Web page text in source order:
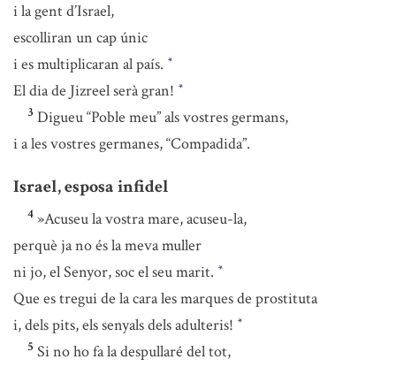
i la gent d’Israel,
escolliran un cap únic
i es multiplicaran al país. *
El dia de Jizreel serà gran! *
3 Digueu “Poble meu” als vostres germans,
i a les vostres germanes, “Compadida”.
Israel, esposa infidel
4 »Acuseu la vostra mare, acuseu-la,
perquè ja no és la meva muller
ni jo, el Senyor, soc el seu marit. *
Que es tregui de la cara les marques de prostituta
i, dels pits, els senyals dels adulteris! *
5 Si no ho fa la despullaré del tot,